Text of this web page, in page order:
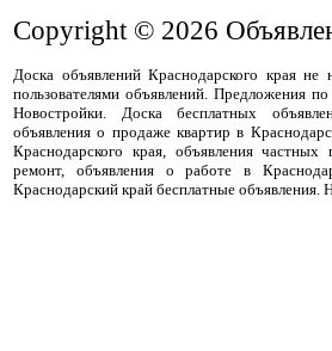
Copyright © 2026
Доска объявлений Краснодарского края не
пользователями объявлений. Предложения
Новостройки. Доска бесплатных
объявления о продаже квартир в
Краснодарского края, объявления
ремонт, объявления о работе в
Краснодарский край бесплатные объявления.